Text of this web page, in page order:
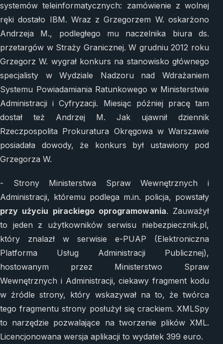
systemów teleinformatycznych: zamówienie z wolnej
ręki dostało IBM. Wraz z Grzegorzem W. oskarżono
Andrzeja M., podległego mu naczelnika biura ds.
przetargów w Straży Granicznej. W grudniu 2012 roku
Grzegorz W. wygrał konkurs na stanowisko głównego
specjalisty w Wydziale Nadzoru nad Wdrażaniem
Systemu Powiadamiania Ratunkowego w Ministerstwie
Administracji i Cyfryzacji. Miesiąc później pracę tam
dostał też Andrzej M. Jak ujawnił dziennik
Rzeczpospolita Prokuratura Okręgowa w Warszawie
posiadała dowody, że konkurs był ustawiony pod
Grzegorza W.
- Strony Ministerstwa Spraw Wewnętrznych i
Administracji, któremu podlega m.in. policja, powstały
przy użyciu pirackiego oprogramowania. Zauważył
to jeden z użytkowników serwisu niebezpiecznik.pl,
który znalazł w serwisie e-PUAP (Elektroniczna
Platforma Usług Administracji Publicznej),
hostowanym przez Ministerstwo Spraw
Wewnętrznych i Administracji, ciekawy fragment kodu
w źródle strony, który wskazywał na to, że twórca
tego fragmentu strony posłużył się crackiem. XMLSpy
to narzędzie pozwalające na tworzenie plików XML.
Licencjonowana wersja aplikacji to wydatek 399 euro.